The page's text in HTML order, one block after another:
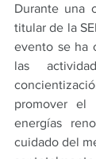
Durante una
titular de la
evento se ha
las
promover el
energías
cuidado del